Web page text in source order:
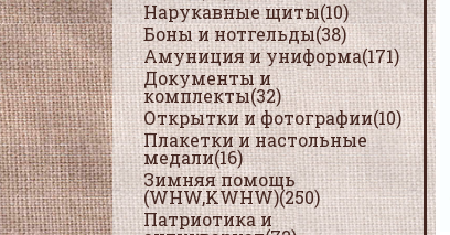
Нарукавные щиты(10)
Боны и нотгельды(38)
Амуниция и униформа(171)
Документы и
комплекты(32)
Открытки и фотографии(10)
Плакетки и настольные
медали(16)
Зимняя помощь
(WHW,KWHW)(250)
Патриотика и